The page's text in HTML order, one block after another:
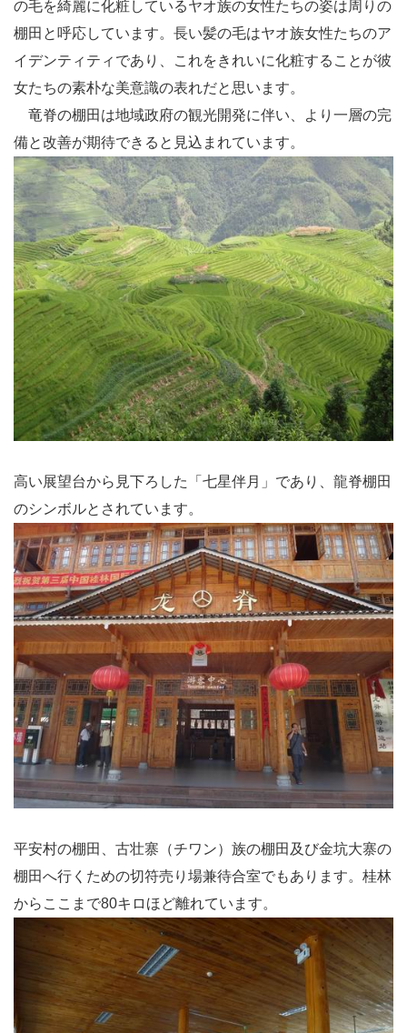
の毛を綺麗に化粧しているヤオ族の女性たちの姿は周りの
棚田と呼応しています。長い髪の毛はヤオ族女性たちのア
イデンティティであり、これをきれいに化粧することが彼
女たちの素朴な美意識の表れだと思います。
竜脊の棚田は地域政府の観光開発に伴い、より一層の完
備と改善が期待できると見込まれています。
高い展望台から見下ろした「七星伴月」であり、龍脊棚田
のシンボルとされています。
平安村の棚田、古壮寨（チワン）族の棚田及び金坑大寨の
棚田へ行くための切符売り場兼待合室でもあります。桂林
からここまで80キロほど離れています。